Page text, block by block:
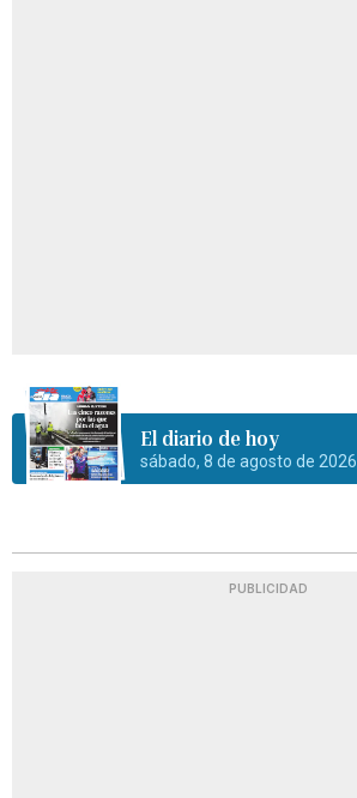
El diario de hoy
sábado, 8 de agosto de 2026
PUBLICIDAD